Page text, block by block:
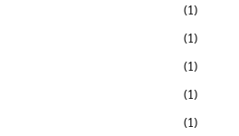
(1)
(1)
(1)
(1)
(1)